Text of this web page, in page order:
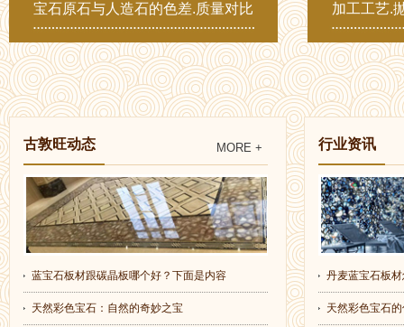
宝石原石与人造石的色差.质量对比 加工工艺.
MORE +
古敦旺动态
蓝宝石板材跟碳晶板哪个好？下面是内容
天然彩色宝石：自然的奇妙之宝
行业资讯
丹麦蓝宝石板
天然彩色宝石